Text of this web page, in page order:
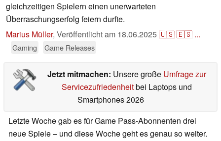
gleichzeitigen Spielern einen unerwarteten
Überraschungserfolg feiern durfte.
Marius Müller, Veröffentlicht am 18.06.2025🇺🇸🇪🇸 ...
Gaming Game Releases
Jetzt mitmachen: Unsere große Umfrage zur
Servicezufriedenheitbei Laptops und
Smartphones 2026
Letzte Woche gab es für Game Pass-Abonnenten drei
neue Spiele – und diese Woche geht es genau so weiter.